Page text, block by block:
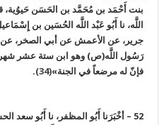
بنت أَحْمَد بن مُحَمَّد بن الحَسَن حَيوُية،
اللَّه، نا أَبُو عَبْد اللَّه الحُسَين بن
جرير، عن الأعمش عن أبي الصخر، عن
رَسُول اللَّه(ص) وهو ابن ستة عشر
فإنّ له مرضعاً في الجنة»(34)
.
52 – أخْبَرَنا أَبُو المظفر، نا أَبُو سعد الحسني، ونا أَبُو عمرو أَحْمَد السلمي.